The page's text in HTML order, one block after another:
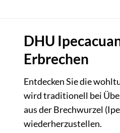
DHU
Erbrechen
Entdecken Sie die
wird traditionell bei
aus der Brechwurzel
wiederherzustellen.